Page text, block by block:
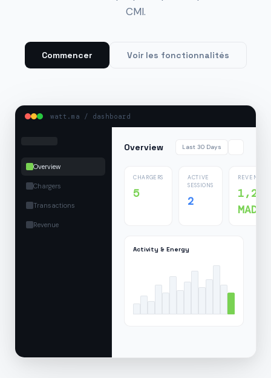
CMI.
Commencer Voir les fonctionnalités
watt.ma / dashboard
Overview
Chargers
Transactions
Revenue
Overview Last 30 Days
CHARGERS
5
ACTIVE
SESSIONS
2
REVENUE
1,240
MAD
Activity & Energy